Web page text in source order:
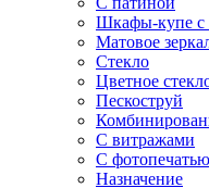
Шкафы-купе с
Матовое
Стекло
Цветное
Пескоструй
С витражами
С фотопечатью
Назначение